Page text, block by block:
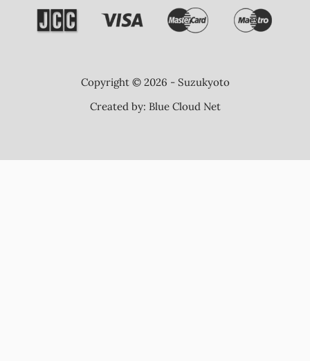
Copyright © 2026 - Suzukyoto
Created by: Blue Cloud Net